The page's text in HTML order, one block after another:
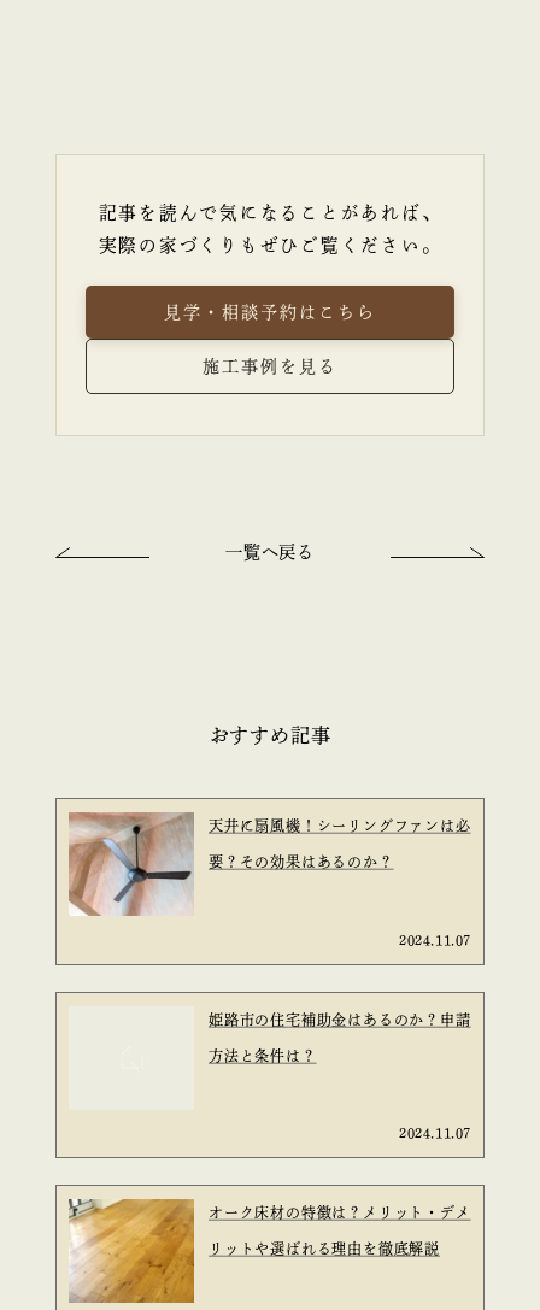
記事を読んで気になることがあれば、
実際の家づくりもぜひご覧ください。
見学・相談予約はこちら
施工事例を見る
一覧へ戻る
おすすめ記事
天井に扇風機！シーリングファンは必
要？その効果はあるのか？
2024.11.07
姫路市の住宅補助金はあるのか？申請
方法と条件は？
2024.11.07
オーク床材の特徴は？メリット・デメ
リットや選ばれる理由を徹底解説